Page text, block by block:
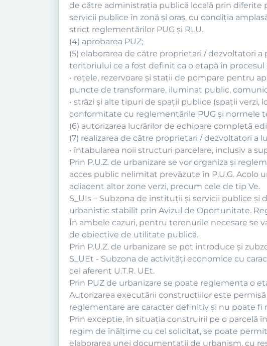
de către administraţia publică locală prin
servicii publice în zonă şi oraş, cu condiţia
strict reglementărilor PUG şi RLU.
(4) aprobarea PUZ;
(5) elaborarea de către proprietari / dezvoltatori
teritoriului ce a fost definit ca o etapă în procesul
• reţele, rezervoare şi staţii de pompare pentru
puncte de transformare, iluminat public,
• străzi şi alte tipuri de spaţii publice (spaţii
conformitate cu reglementările PUG şi normele
(6) autorizarea lucrărilor de echipare completă
(7) realizarea de către proprietari / dezvoltatori a
• întabularea noii structuri parcelare, inclusiv a
Prin P.U.Z. de urbanizare se vor organiza şi
acces public nelimitat prevăzute în P.U.G. Acolo
adiacent altor zone verzi, precum cele de tip Ve.
S_UIs – Subzona de instituţii şi servicii publice
urbanistic stabilit prin Avizul de Oportunitate.
În ambele cazuri, pentru terenurile necesare se
de obiective de utilitate publică.
Prin P.U.Z. de urbanizare se pot introduce şi
S_UEt - Subzona de activităţi economice cu
cel aferent U.T.R. UEt.
Prin PUZ de urbanizare se poate reglementa o
Autorizarea executării construcţiilor este
reglementare are caracter definitiv şi nu poate fi
Prin exceptie, în situaţia construirii pe o parcelă
regim de înălţime cu cel solicitat, se poate
elaborarea unei documentaţii de urbanism, cu